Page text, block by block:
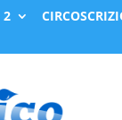
2